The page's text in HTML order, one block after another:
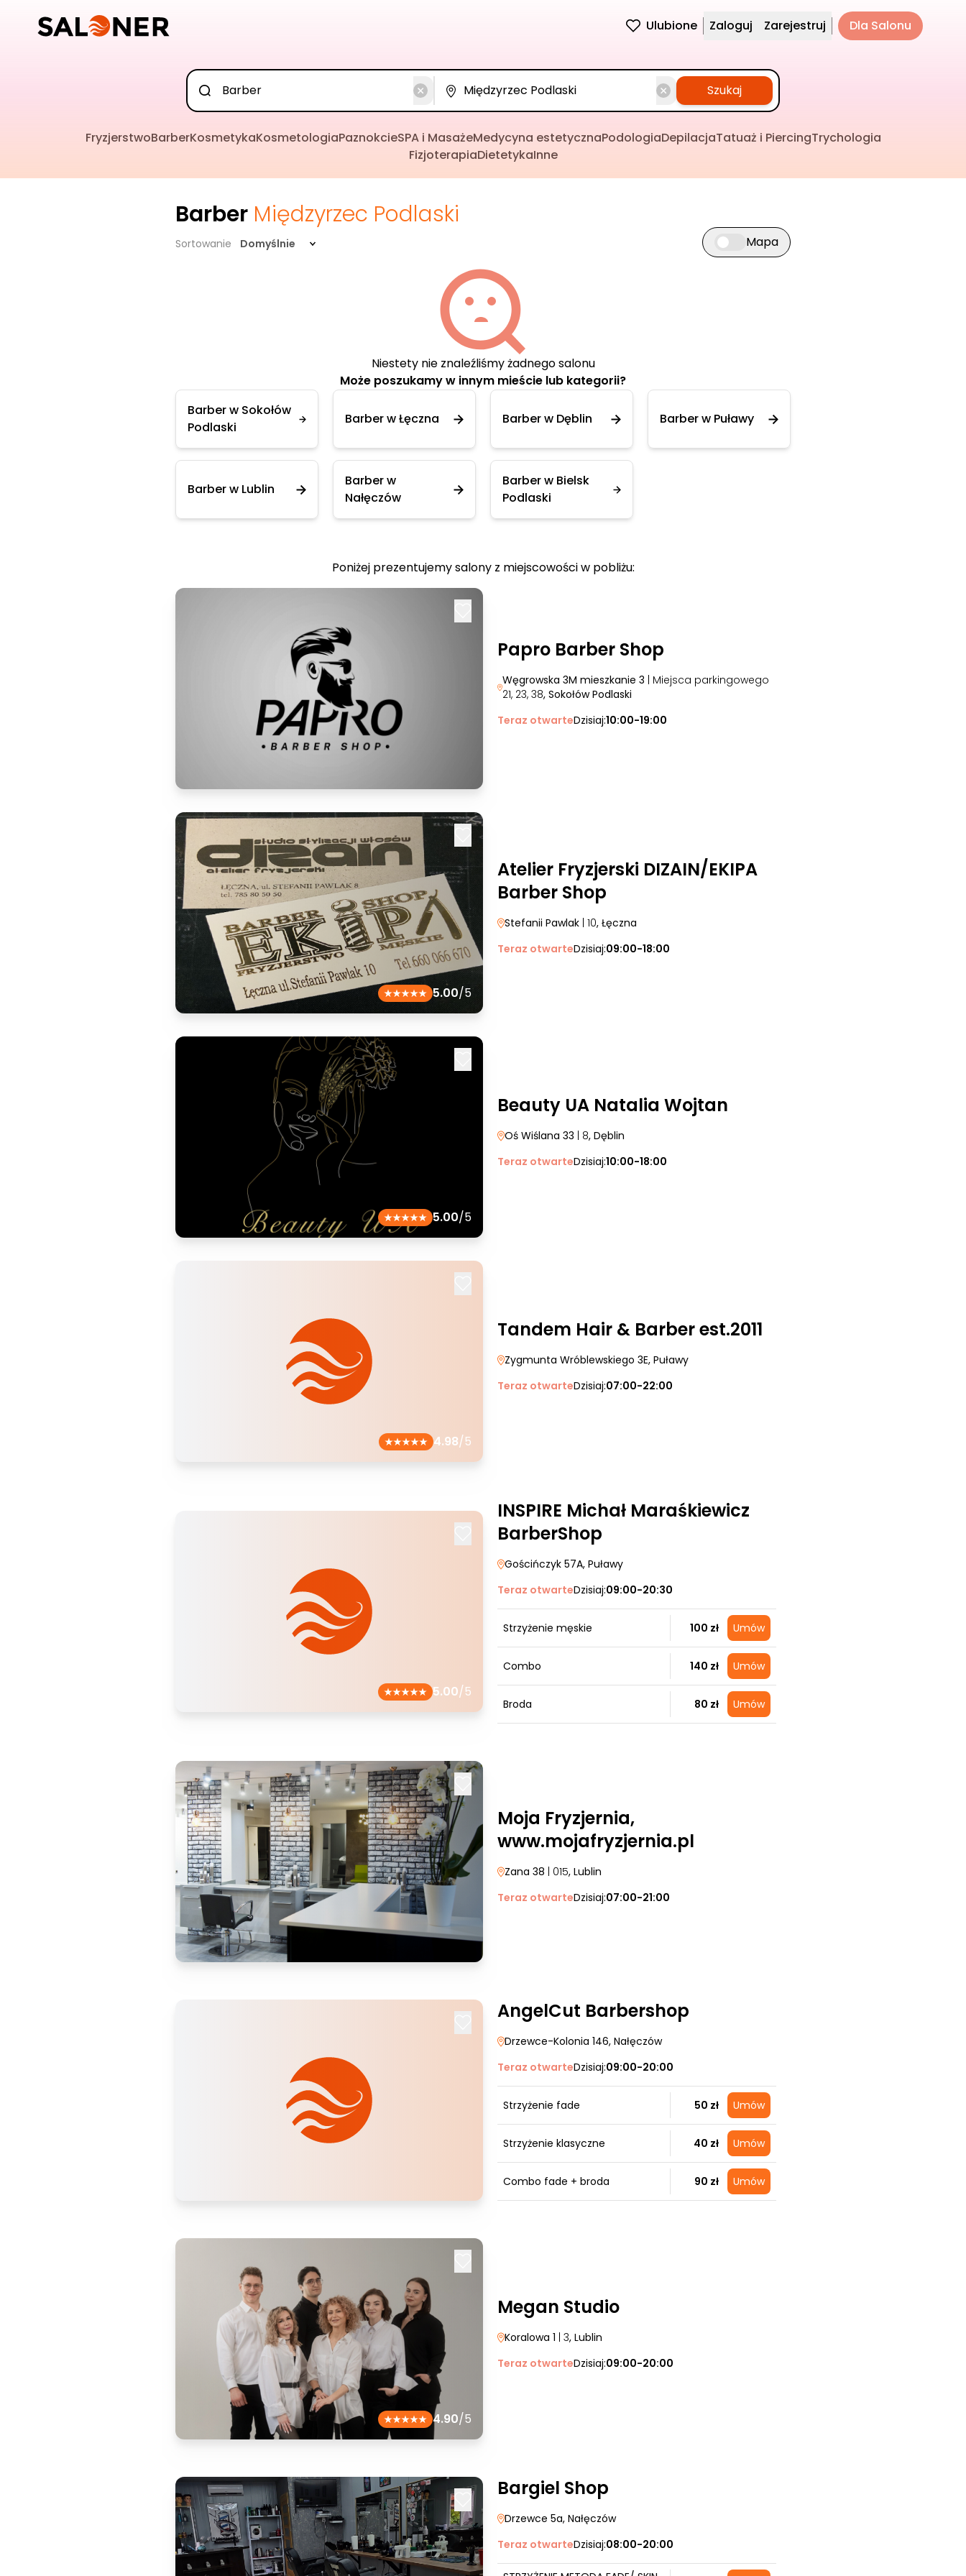
Ulubione Zaloguj Zarejestruj Dla Salonu
Szukaj
FryzjerstwoBarberKosmetykaKosmetologiaPaznokcieSPA i MasażeMedycyna estetycznaPodologiaDepilacjaTatuaż i PiercingTrychologia
FizjoterapiaDietetykaInne
Barber Międzyrzec Podlaski
Sortowanie Domyślnie Przełącz widok mapy
Mapa
Niestety nie znaleźliśmy żadnego salonu
Może poszukamy w innym mieście lub kategorii?
Barber w Sokołów
Podlaski
Barber w Łęczna Barber w Dęblin Barber w Puławy
Barber w Lublin
Barber w
Nałęczów
Barber w Bielsk
Podlaski
Poniżej prezentujemy salony z miejscowości w pobliżu:
Papro Barber Shop
Węgrowska 3M mieszkanie 3 | Miejsca parkingowego
21, 23, 38, Sokołów Podlaski
Teraz otwarteDzisiaj:10:00-19:00
5.00/5
Atelier Fryzjerski DIZAIN/EKIPA
Barber Shop
Stefanii Pawlak | 10, Łęczna
Teraz otwarteDzisiaj:09:00-18:00
5.00/5
Beauty UA Natalia Wojtan
Oś Wiślana 33 | 8, Dęblin
Teraz otwarteDzisiaj:10:00-18:00
4.98/5
Tandem Hair & Barber est.2011
Zygmunta Wróblewskiego 3E, Puławy
Teraz otwarteDzisiaj:07:00-22:00
5.00/5
INSPIRE Michał Maraśkiewicz
BarberShop
Gościńczyk 57A, Puławy
Teraz otwarteDzisiaj:09:00-20:30
Strzyżenie męskie 100 zł Umów
Combo 140 zł Umów
Broda 80 zł Umów
Moja Fryzjernia,
www.mojafryzjernia.pl
Zana 38 | 015, Lublin
Teraz otwarteDzisiaj:07:00-21:00
AngelCut Barbershop
Drzewce-Kolonia 146, Nałęczów
Teraz otwarteDzisiaj:09:00-20:00
Strzyżenie fade 50 zł Umów
Strzyżenie klasyczne 40 zł Umów
Combo fade + broda 90 zł Umów
4.90/5
Megan Studio
Koralowa 1 | 3, Lublin
Teraz otwarteDzisiaj:09:00-20:00
Bargiel Shop
Drzewce 5a, Nałęczów
Teraz otwarteDzisiaj:08:00-20:00